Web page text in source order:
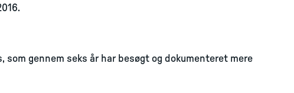
som gennem seks år har besøgt og dokumenteret mere